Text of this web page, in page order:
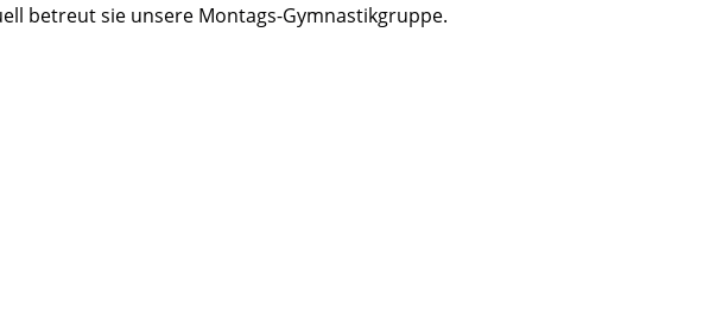
betreut sie unsere Montags-Gymnastikgruppe.